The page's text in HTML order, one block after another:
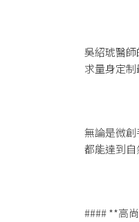
吳紹琥醫
求量身定
無論是微
都能達到
#### **高